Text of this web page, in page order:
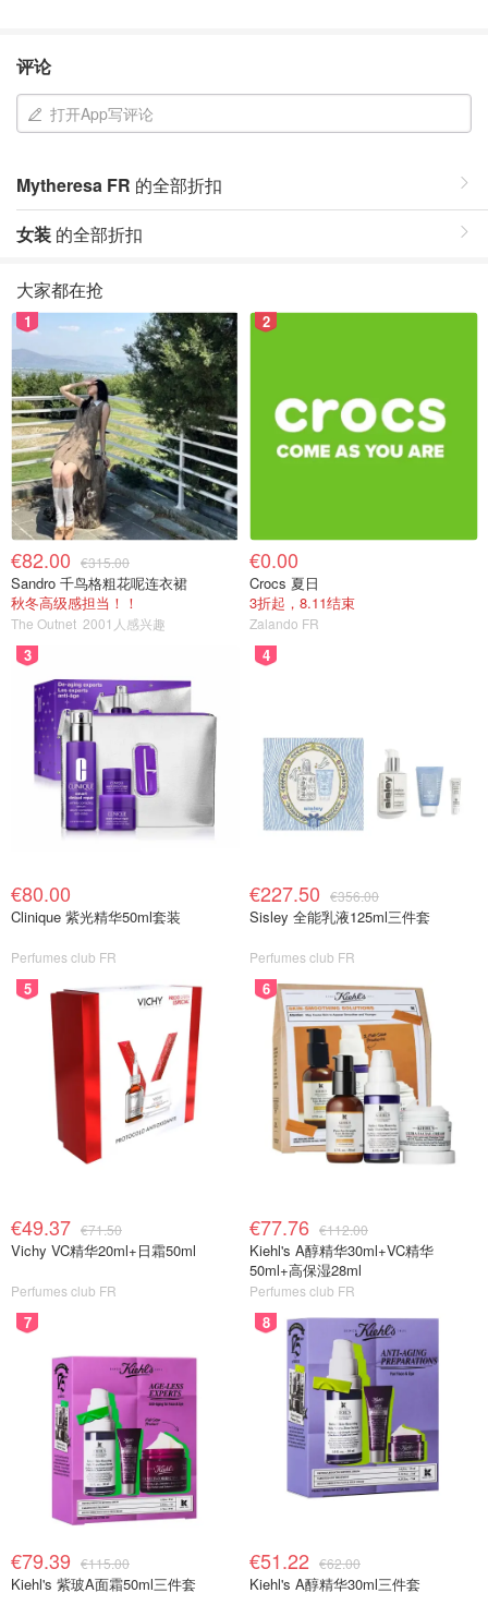
评论
打开App写评论
Mytheresa FR 的全部折扣
女装 的全部折扣
大家都在抢
1
€82.00 €315.00
Sandro 千鸟格粗花呢连衣裙
秋冬高级感担当！！
The Outnet 2001人感兴趣
2
€0.00
Crocs 夏日
3折起，8.11结束
Zalando FR
3
€80.00
Clinique 紫光精华50ml套装
Perfumes club FR
4
€227.50 €356.00
Sisley 全能乳液125ml三件套
Perfumes club FR
5
€49.37 €71.50
Vichy VC精华20ml+日霜50ml
Perfumes club FR
6
€77.76 €112.00
Kiehl's A醇精华30ml+VC精华
50ml+高保湿28ml
Perfumes club FR
7
€79.39 €115.00
Kiehl's 紫玻A面霜50ml三件套
8
€51.22 €62.00
Kiehl's A醇精华30ml三件套